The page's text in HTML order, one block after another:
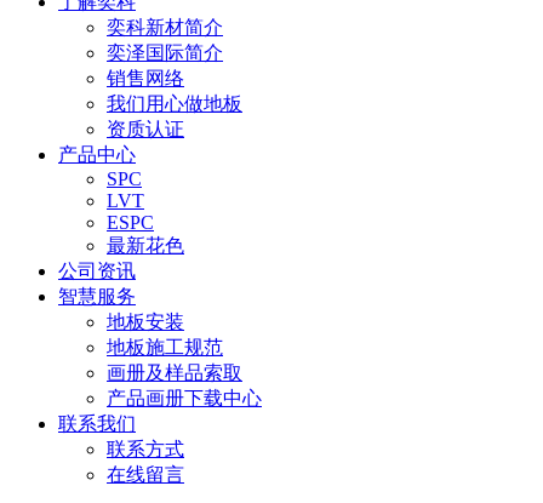
奕科新材简介
奕泽国际简介
销售网络
我们用心做地板
资质认证
产品中心
SPC
LVT
ESPC
最新花色
公司资讯
智慧服务
地板安装
地板施工规范
画册及样品索取
产品画册下载中心
联系我们
联系方式
在线留言